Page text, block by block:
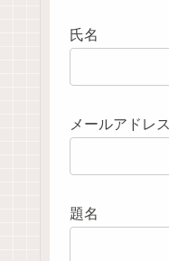
氏名
メールアドレス
題名